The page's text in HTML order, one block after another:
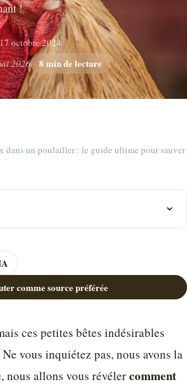
!
octobre 2024
2026
8 min de lecture
dans un poulailler : le guide ultime pour sauver
comme source préférée
ces petites bêtes indésirables
vous inquiétez pas, nous avons la
nous allons vous révélercomment